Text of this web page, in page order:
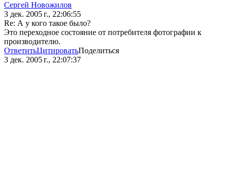
Сергей Новожилов
3 дек. 2005 г., 22:06:55
Re: А у кого такое было?
Это переходное состояние от потребителя фотографии к
производителю.
ОтветитьЦитироватьПоделиться
3 дек. 2005 г., 22:07:37